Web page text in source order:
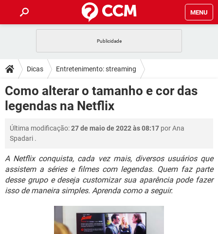
MENU
CELULAR FACEBOOK
OUTLOOK EXCEL
INSTAGRAM
DICAS
JOGOS WHATSAPP
CELULAR FACEBOOK
OUTLOOK
INSTAGRAM GMAIL
DOWNLOADS
JOGOS
OUTLOOK
INSTAGRAM GMAIL
GUIA DE COMPRAS
FÓRUM
JOGOS WHATSAPP
OUTLOOK EXCEL
INSTAGRAM GMAIL
GUIA DE COMPRAS
GLOSSÁRIO
JOGOS WHATSAPP
CELULAR FACEBOOK
OUTLOOK EXCEL
GUIA DE COMPRAS
Dicas Entretenimento: streaming
Como alterar o tamanho e cor das
legendas na Netflix
Última modificação:27 de maio de 2022 às 08:17 porAna
Spadari .
A Netflix conquista, cada vez mais, diversos usuários que
assistem a séries e filmes com legendas. Quem faz parte
desse grupo e deseja customizar sua aparência pode fazer
isso de maneira simples. Aprenda como a seguir.